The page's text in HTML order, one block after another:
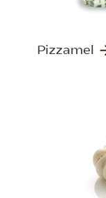
Pizzamel